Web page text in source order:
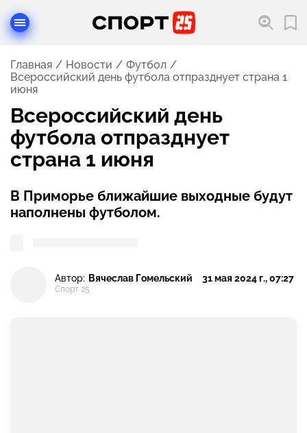
Главная Новости
Футбол
Всероссийский день футбола отпразднует страна 1
июня
Всероссийский день
футбола отпразднует
страна 1 июня
В Приморье ближайшие выходные будут
наполнены футболом.
Автор: Вячеслав Гомельский
Спорт 25
31 мая 2024 г., 07:27